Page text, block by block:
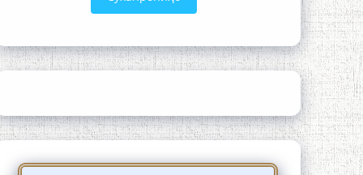
ШАРҲИ МУЛОҚОТ БО АҲЛИ ИЛМ ВА
МАОРИФИ КИШВАР АЗ ҶОНИБИ